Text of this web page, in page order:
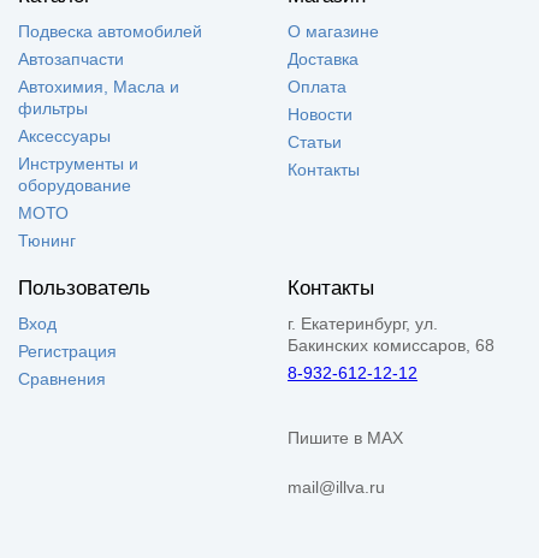
Подвеска автомобилей
Автозапчасти
Автохимия, Масла и
фильтры
Аксессуары
Инструменты и
оборудование
МОТО
Тюнинг
О магазине
Доставка
Оплата
Новости
Статьи
Контакты
Пользователь
Вход
Регистрация
Сравнения
Контакты
г. Екатеринбург, ул.
Бакинских комиссаров, 68
8-932-612-12-12
Пишите в MAX
mail@illva.ru